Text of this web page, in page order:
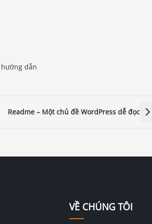
Readme – Một chủ đề WordPress dễ đọc
VỀ CHÚNG TÔI